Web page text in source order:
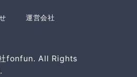
運営会社
fonfun. All Rights